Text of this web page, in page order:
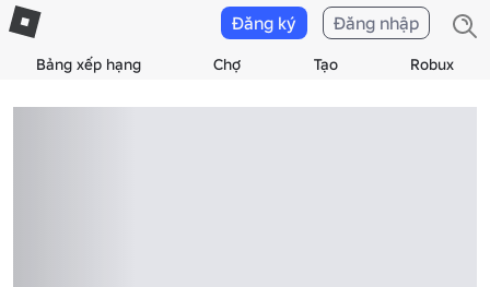
Bảng xếp hạng Chợ Tạo Robux
Đăng ký Đăng nhập